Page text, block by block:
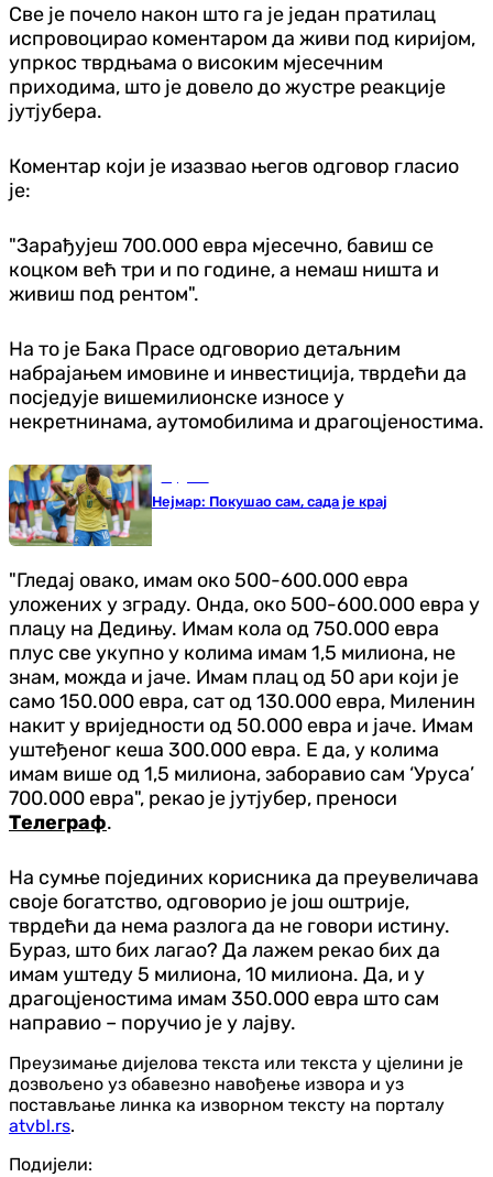
Све је почело након што га је један пратилац
испровоцирао коментаром да живи под киријом,
упркос тврдњама о високим мјесечним
приходима, што је довело до жустре реакције
јутјубера.
Коментар који је изазвао његов одговор гласио
је:
"Зарађујеш 700.000 евра мјесечно, бавиш се
коцком већ три и по године, а немаш ништа и
живиш под рентом".
На то је Бака Прасе одговорио детаљним
набрајањем имовине и инвестиција, тврдећи да
посједује вишемилионске износе у
некретнинама, аутомобилима и драгоцјеностима.
Нејмар: Покушао сам, сада је крај
"Гледај овако, имам око 500-600.000 евра
уложених у зграду. Онда, око 500-600.000 евра у
плацу на Дедињу. Имам кола од 750.000 евра
плус све укупно у колима имам 1,5 милиона, не
знам, можда и јаче. Имам плац од 50 ари који је
само 150.000 евра, сат од 130.000 евра, Миленин
накит у вриједности од 50.000 евра и јаче. Имам
уштеђеног кеша 300.000 евра. Е да, у колима
имам више од 1,5 милиона, заборавио сам ‘Уруса’
700.000 евра", рекао је јутјубер, преноси
Телеграф.
На сумње појединих корисника да преувеличава
своје богатство, одговорио је још оштрије,
тврдећи да нема разлога да не говори истину.
Бураз, што бих лагао? Да лажем рекао бих да
имам уштеду 5 милиона, 10 милиона. Да, и у
драгоцјеностима имам 350.000 евра што сам
направио – поручио је у лајву.
Преузимање дијелова текста или текста у цјелини је
дозвољено уз обавезно навођење извора и уз
постављање линка ка изворном тексту на порталу
atvbl.rs.
Подијели: